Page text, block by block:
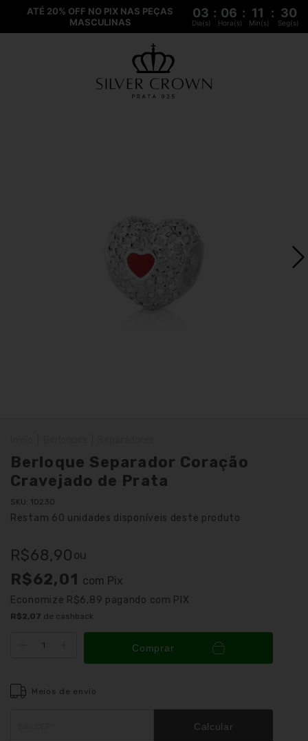
ATÉ 20% OFF NO PIX NAS PEÇAS
MASCULINAS
03 : 06 : 11 : 29
Dia(s) Hora(s) Min(s) Seg(s)
Berloque Separador Coração
Cravejado de Prata
SKU: 10230
Restam 60 unidades disponíveis deste produto
R$68,90 ou
R$62,01 com Pix
Economize R$6,89 pagando com PIX
R$2,07 de cashback
Comprar
Meios de envio
ALTERAR CEP
Calcular